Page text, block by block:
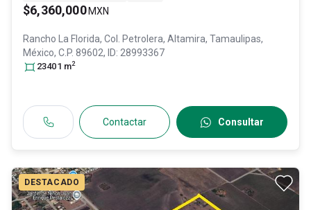
$6,360,000 MXN
Rancho La Florida, Col. Petrolera, Altamira, Tamaulipas,
México, C.P. 89602, ID: 28993367
23401 m2
Contactar Consultar
DESTACADO